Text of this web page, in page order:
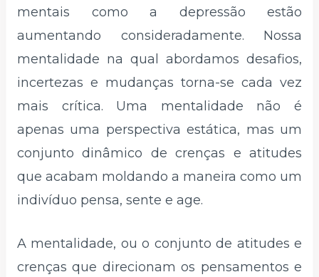
mentais como a depressão estão
aumentando consideradamente. Nossa
mentalidade na qual abordamos desafios,
incertezas e mudanças torna-se cada vez
mais crítica. Uma mentalidade não é
apenas uma perspectiva estática, mas um
conjunto dinâmico de crenças e atitudes
que acabam moldando a maneira como um
indivíduo pensa, sente e age.
A mentalidade, ou o conjunto de atitudes e
crenças que direcionam os pensamentos e